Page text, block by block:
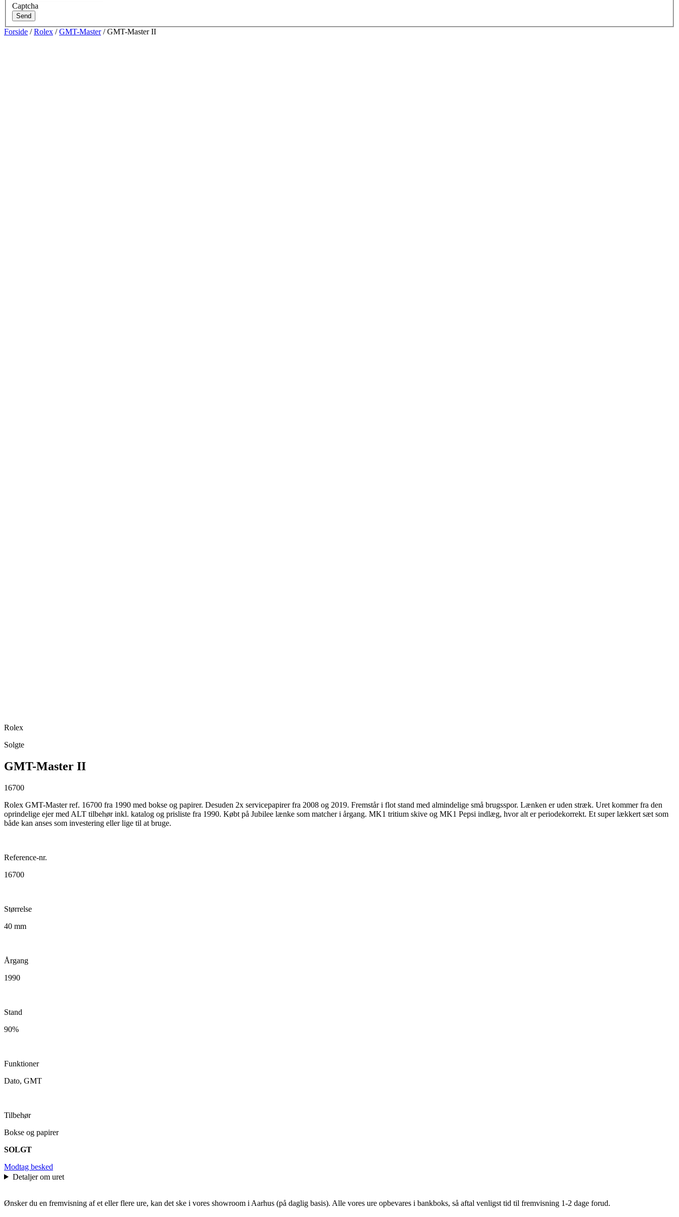
Captcha
Send
Forside /Rolex /GMT-Master/ GMT-Master II
Rolex
Solgte
GMT-Master II
16700
Rolex GMT-Master ref. 16700 fra 1990 med bokse og papirer. Desuden 2x servicepapirer fra 2008 og 2019. Fremstår i flot stand med almindelige små brugsspor. Lænken er uden stræk. Uret kommer fra den
oprindelige ejer med ALT tilbehør inkl. katalog og prisliste fra 1990. Købt på Jubilee lænke som matcher i årgang. MK1 tritium skive og MK1 Pepsi indlæg, hvor alt er periodekorrekt. Et super lækkert sæt som
både kan anses som investering eller lige til at bruge.
Reference-nr.
16700
Størrelse
40 mm
Årgang
1990
Stand
90%
Funktioner
Dato, GMT
Tilbehør
Bokse og papirer
SOLGT
Modtag besked
Detaljer om uret
Ønsker du en fremvisning af et eller flere ure, kan det ske i vores showroom i Aarhus (på daglig basis). Alle vores ure opbevares i bankboks, så aftal venligst tid til fremvisning 1-2 dage forud.